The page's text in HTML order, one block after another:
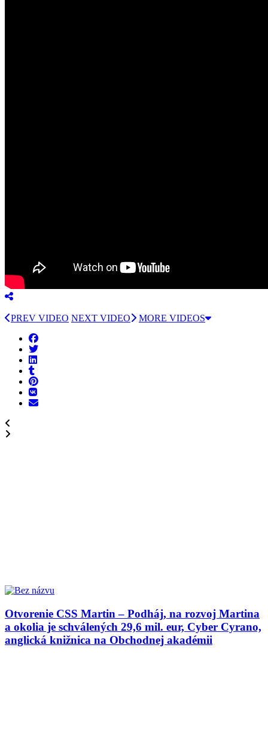
PREV VIDEO NEXT VIDEO MORE VIDEOS
Otvorenie CSS Martin – Podháj, na rozvoj Martina
a okolia je schválených 29,6 mil. eur, Cyber Cyrano,
anglická knižnica na Obchodnej akadémii